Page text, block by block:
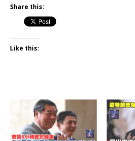
Share this:
Like this: